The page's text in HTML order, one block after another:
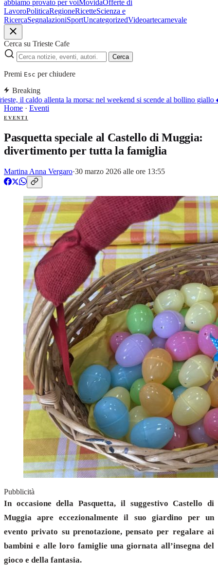
abbiamo provato per voiMovidaOfferte di
LavoroPoliticaRegioneRicetteScienza e
RicercaSegnalazioniSportUncategorizedVideoartecarnevale
Cerca su Trieste Cafe
Cerca
Premi Esc per chiudere
Breaking
il caldo allenta la morsa: nel weekend si scende al bollino giallo
Home · Eventi
EVENTI
Pasquetta speciale al Castello di Muggia:
divertimento per tutta la famiglia
Martina Anna Vergaro·30 marzo 2026 alle ore 13:55
Pubblicità
In occasione della Pasquetta, il suggestivo Castello di
Muggia apre eccezionalmente il suo giardino per un
evento privato su prenotazione, pensato per regalare ai
bambini e alle loro famiglie una giornata all’insegna del
gioco e della fantasia.